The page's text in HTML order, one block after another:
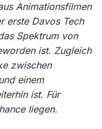
Animationsfilmen
erste Davos Tech
Spektrum von
ist. Zugleich
zwischen
einem
ist. Für
liegen.